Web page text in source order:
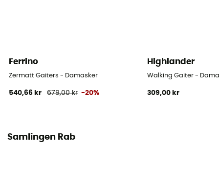
Ferrino
Zermatt Gaiters - Damasker
540,66 kr 679,00 kr -20%
Highlander
Walking Gaiter -
309,00 kr
Samlingen Rab